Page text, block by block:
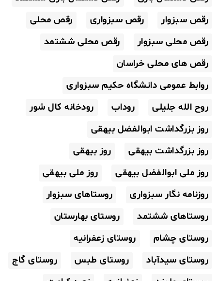
رقص سبزوار
رقص سبزواری
رقص محلی
رقص محلی سبزوار
رقص محلی ششتمد
رقص های محلی خراسان
روابط عمومی دانشگاه حکیم سبزواری
روح الله جلیلی
روداب
رودخانه کال شور
روز بزرگداشت ابوالفضل بیهقی
روز بزرگداشت بیهقی
روز بیهقی
روز ملی ابوالفضل بیهقی
روز ملی بیهقی
روزنامه نگار سبزواری
روستاهای سبزوار
روستاهای ششتمد
روستای بهارستان
روستای چشام
روستای زعفرانیه
روستای سیدآباد
روستای طبس
روستای گاج